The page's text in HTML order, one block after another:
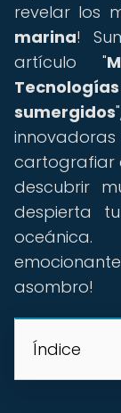
revelar los
marina!
artículo "
sumergidos
cartografiar
descubrir
despierta
asombro!
Índice